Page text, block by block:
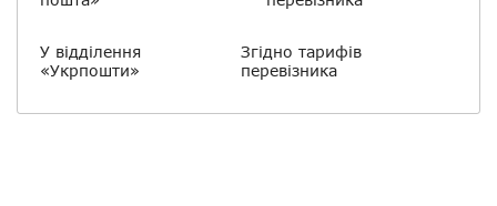
У відділення
«Укрпошти»
Згідно тарифів
перевізника